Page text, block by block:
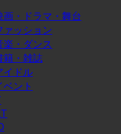
画・ドラマ・舞台
ァッション
楽・ダンス
籍・雑誌
イドル
ベント